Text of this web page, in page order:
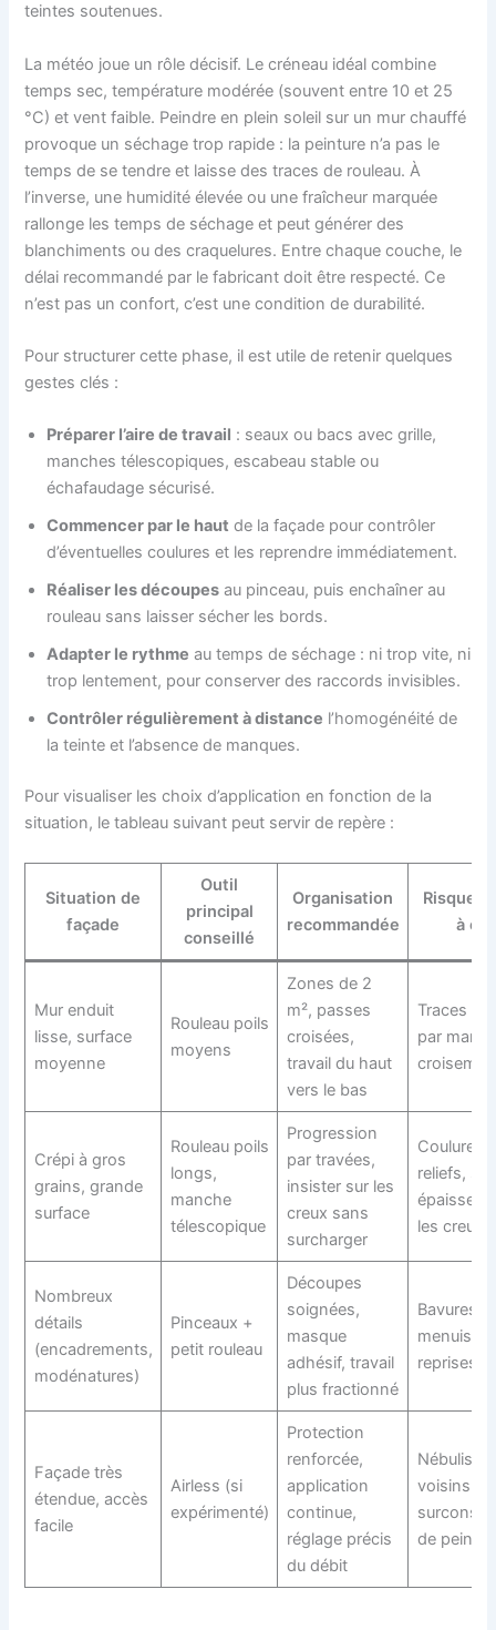
teintes soutenues.
La météo joue un rôle décisif. Le créneau idéal combine
temps sec, température modérée (souvent entre 10 et 25
°C) et vent faible. Peindre en plein soleil sur un mur chauffé
provoque un séchage trop rapide : la peinture n’a pas le
temps de se tendre et laisse des traces de rouleau. À
l’inverse, une humidité élevée ou une fraîcheur marquée
rallonge les temps de séchage et peut générer des
blanchiments ou des craquelures. Entre chaque couche, le
délai recommandé par le fabricant doit être respecté. Ce
n’est pas un confort, c’est une condition de durabilité.
Pour structurer cette phase, il est utile de retenir quelques
gestes clés :
Préparer l’aire de travail : seaux ou bacs avec grille,
manches télescopiques, escabeau stable ou
échafaudage sécurisé.
Commencer par le haut de la façade pour contrôler
d’éventuelles coulures et les reprendre immédiatement.
Réaliser les découpes au pinceau, puis enchaîner au
rouleau sans laisser sécher les bords.
Adapter le rythme au temps de séchage : ni trop vite, ni
trop lentement, pour conserver des raccords invisibles.
Contrôler régulièrement à distance l’homogénéité de
la teinte et l’absence de manques.
Pour visualiser les choix d’application en fonction de la
situation, le tableau suivant peut servir de repère :
Situation de
façade
Outil
principal
conseillé
Organisation
recommandée
Risque
à
Mur enduit
lisse, surface
moyenne
Rouleau poils
moyens
Zones de 2
m², passes
croisées,
travail du haut
vers le bas
Traces de
par
Crépi à gros
grains, grande
surface
Rouleau poils
longs,
manche
télescopique
Progression
par travées,
insister sur les
creux sans
surcharger
Coulures
reliefs,
les creux
Nombreux
détails
(encadrements,
modénatures)
Pinceaux +
petit rouleau
Découpes
soignées,
masque
adhésif, travail
plus fractionné
Bavures
reprises
Façade très
étendue, accès
facile
Airless (si
expérimenté)
Protection
renforcée,
application
continue,
réglage précis
du débit
voisins,
de